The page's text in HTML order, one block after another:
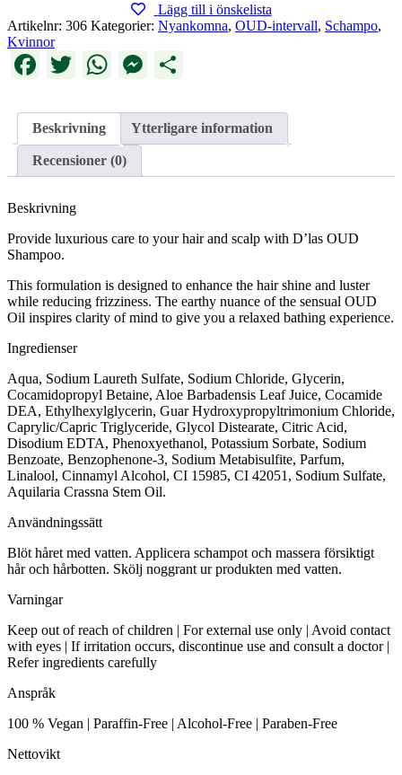
Lägg till i önskelista
Artikelnr: 306 Kategorier: Nyankomna, OUD-intervall, Schampo,
Kvinnor
Facebook
TwitterWhatsApp
Messenger
Beskrivning Ytterligare information
Recensioner (0)
Beskrivning
Provide luxurious care to your hair and scalp with D’las OUD
Shampoo.
This formulation is designed to enhance the hair shine and luster
while reducing frizziness. The earthy nuance of the sensual OUD
Oil inspires clarity of mind to give you a relaxed bathing experience.
Ingredienser
Aqua, Sodium Laureth Sulfate, Sodium Chloride, Glycerin,
Cocamidopropyl Betaine, Aloe Barbadensis Leaf Juice, Cocamide
DEA, Ethylhexylglycerin, Guar Hydroxypropyltrimonium Chloride,
Caprylic/Capric Triglyceride, Glycol Distearate, Citric Acid,
Disodium EDTA, Phenoxyethanol, Potassium Sorbate, Sodium
Benzoate, Benzophenone-3, Sodium Metabisulfite, Parfum,
Linalool, Cinnamyl Alcohol, CI 15985, CI 42051, Sodium Sulfate,
Aquilaria Crassna Stem Oil.
Användningssätt
Blöt håret med vatten. Applicera schampot och massera försiktigt
hår och hårbotten. Skölj noggrant ur produkten med vatten.
Varningar
Keep out of reach of children | For external use only | Avoid contact
with eyes | If irritation occurs, discontinue use and consult a doctor |
Refer ingredients carefully
Anspråk
100 % Vegan | Paraffin-Free | Alcohol-Free | Paraben-Free
Nettovikt